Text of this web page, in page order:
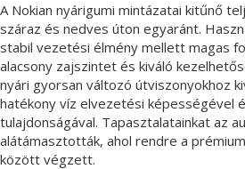
A Nokian nyárigumi mintázatai kitűnő
száraz és nedves úton egyaránt.
stabil vezetési élmény mellett magas
alacsony zajszintet és kiváló
nyári gyorsan változó útviszonyokhoz
hatékony víz elvezetési képességével
tulajdonságával. Tapasztalatainkat az
alátámasztották, ahol rendre a
között végzett.